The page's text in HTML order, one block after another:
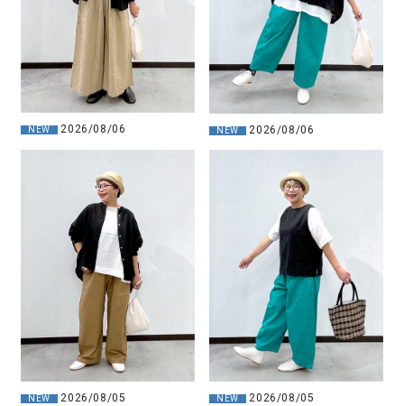
NEW 2026/08/06 NEW 2026/08/06
NEW 2026/08/05 NEW 2026/08/05